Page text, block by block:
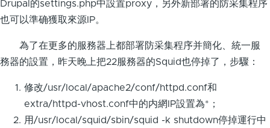
Drupal的settings.php中設置proxy，另外新部署的防采集程序
也可以準确獲取來源IP。
為了在更多的服務器上都部署防采集程序并簡化、統一服
務器的設置，昨天晚上把22服務器的Squid也停掉了，步驟：
修改/usr/local/apache2/conf/httpd.conf和
extra/httpd-vhost.conf中的内網IP設置為*；
用/usr/local/squid/sbin/squid -k shutdown停掉運行中